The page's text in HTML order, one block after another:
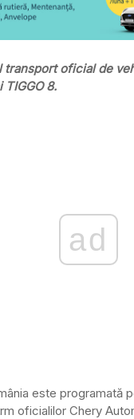
oficial de
8.
ad
este programată
oficialilor Chery